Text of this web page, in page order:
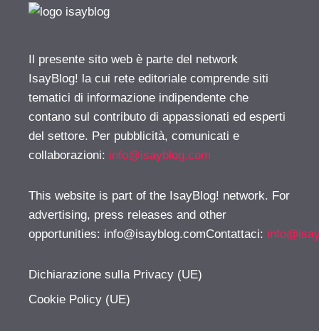
Il presente sito web è parte del network
IsayBlog! la cui rete editoriale comprende siti
tematici di informazione indipendente che
contano sul contributo di appassionati ed esperti
del settore. Per pubblicità, comunicati e
collaborazioni: info@isayblog.com
This website is part of the IsayBlog! network. For
advertising, press releases and other
opportunities: info@isayblog.comContattaci:
Dichiarazione sulla Privacy (UE)
Cookie Policy (UE)